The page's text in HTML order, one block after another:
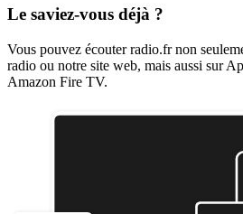
Le saviez-vous déjà ?
Vous pouvez écouter radio.fr non
radio ou notre site web, mais aussi sur
Amazon Fire TV.